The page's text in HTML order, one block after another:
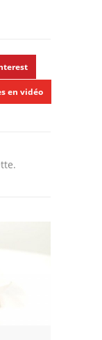
en vidéo